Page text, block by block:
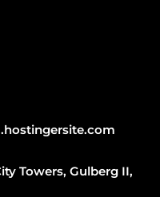
Towers, Gulberg II,